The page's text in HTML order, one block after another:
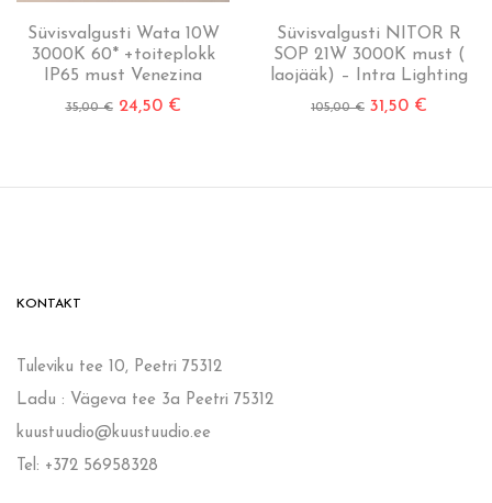
Süvisvalgusti Wata 10W
3000K 60* +toiteplokk
IP65 must Venezina
35,00€ 24,50 €
Süvisvalgusti NITOR R
SOP 21W 3000K must (
laojääk) – Intra Lighting
105,00€ 31,50 €
KONTAKT
Tuleviku tee 10, Peetri 75312
Ladu : Vägeva tee 3a Peetri 75312
kuustuudio@kuustuudio.ee
Tel: +372 56958328